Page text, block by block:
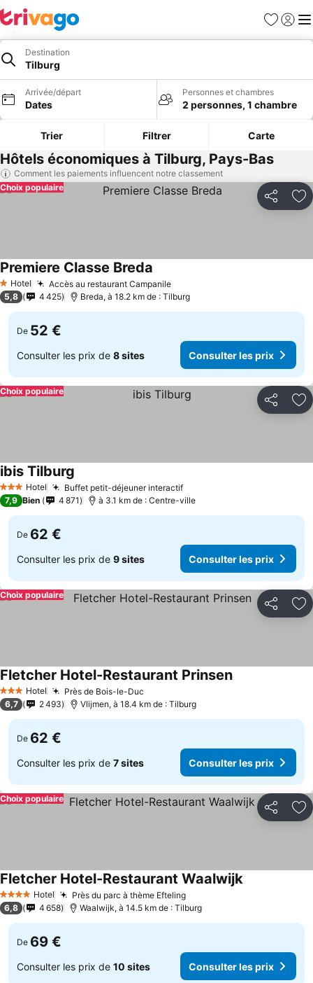
Favoris
Se
Destination
Tilburg
Arrivée/départ
Dates
Personnes et chambres
2 personnes, 1 chambre
Trier Filtrer Carte
Hôtels économiques à Tilburg, Pays-Bas
Comment les paiements influencent notre classement
Partager
Choix populaire
1 Étoiles
Hotel Accès au restaurant Campanile
Premiere Classe Breda
5,8 4 425 Breda, à 18.2 km de : Tilburg
De 52 €
Consulter les prix de 8 sites Consulter les prix
Partager
Choix populaire
3 ÉtoilesHotel Buffet petit-déjeuner interactif
ibis Tilburg
7,9 Bien 4 871 à 3.1 km de : Centre-ville
De 62 €
Consulter les prix de 9 sites Consulter les prix
Partager
Choix populaire
3 ÉtoilesHotel Près de Bois-le-Duc
Fletcher Hotel-Restaurant Prinsen
6,7 2 493 Vlijmen, à 18.4 km de : Tilburg
De 62 €
Consulter les prix de 7 sites Consulter les prix
Partager
Choix populaire
4 Étoiles Hotel Près du parc à thème Efteling
Fletcher Hotel-Restaurant Waalwijk
6,8 4 658 Waalwijk, à 14.5 km de : Tilburg
De 69 €
Consulter les prix de 10 sites Consulter les prix